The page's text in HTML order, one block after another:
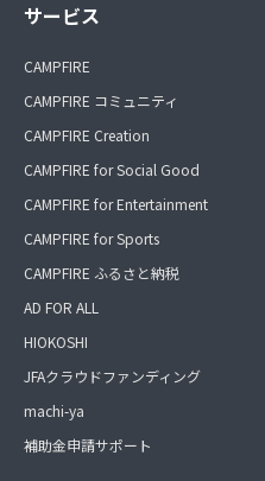
サービス
CAMPFIRE
CAMPFIRE コミュニティ
CAMPFIRE Creation
CAMPFIRE for Social Good
CAMPFIRE for Entertainment
CAMPFIRE for Sports
CAMPFIRE ふるさと納税
AD FOR ALL
HIOKOSHI
JFAクラウドファンディング
machi-ya
補助金申請サポート